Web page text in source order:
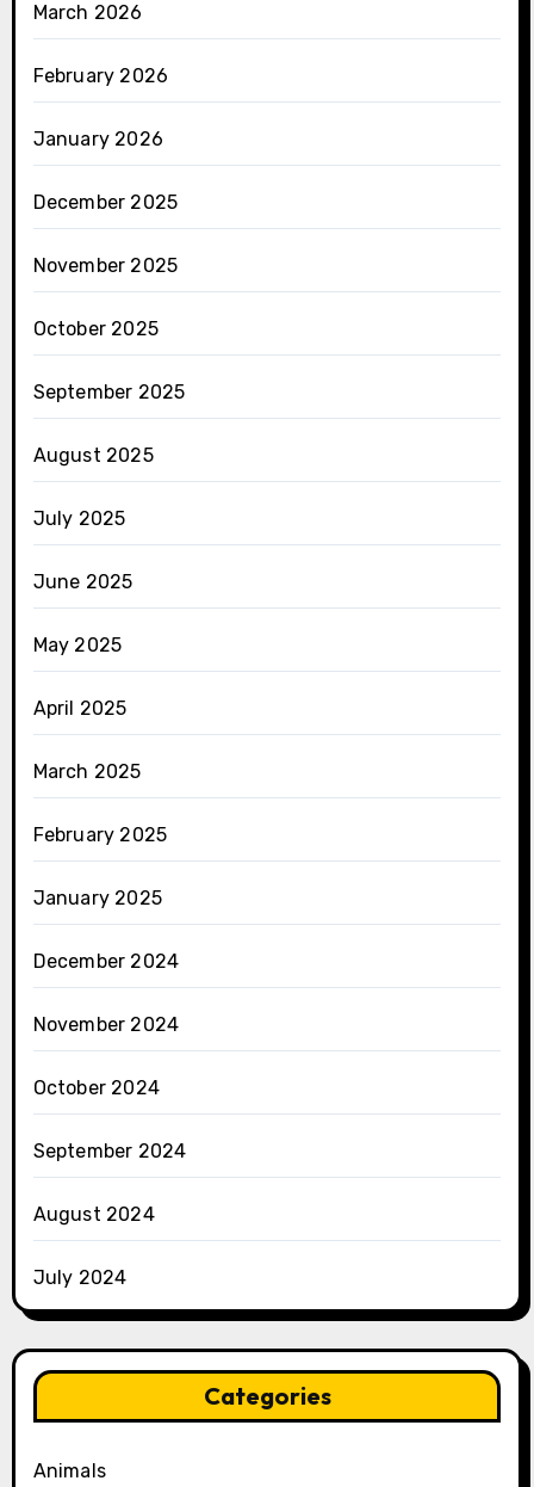
March 2026
February 2026
January 2026
December 2025
November 2025
October 2025
September 2025
August 2025
July 2025
June 2025
May 2025
April 2025
March 2025
February 2025
January 2025
December 2024
November 2024
October 2024
September 2024
August 2024
July 2024
Categories
Animals